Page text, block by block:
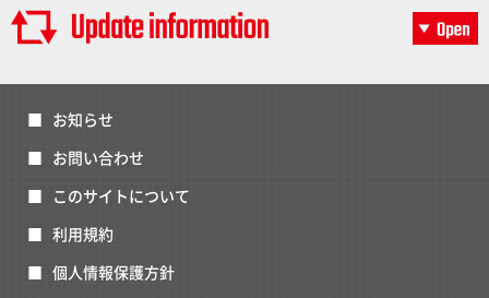
お知らせ
お問い合わせ
このサイトについて
利用規約
個人情報保護方針